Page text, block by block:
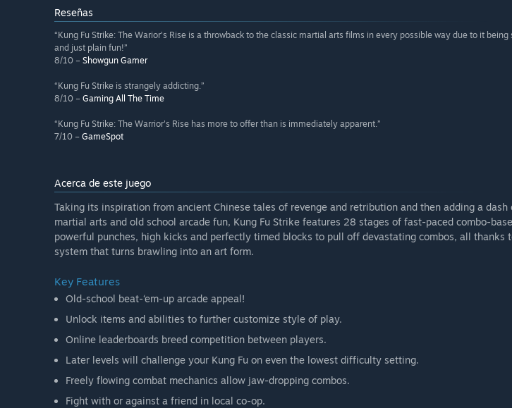
Reseñas
“Kung Fu Strike: The Warior's Rise is a throwback to the classic martial arts films in every possible way due to it
and just plain fun!”
8/10 – Showgun Gamer
“Kung Fu Strike is strangely addicting.”
8/10 – Gaming All The Time
“Kung Fu Strike: The Warrior's Rise has more to offer than is immediately apparent.”
7/10 – GameSpot
Acerca de este juego
Taking its inspiration from ancient Chinese tales of revenge and retribution and then adding a
martial arts and old school arcade fun, Kung Fu Strike features 28 stages of fast-paced combo-
powerful punches, high kicks and perfectly timed blocks to pull off devastating combos, all thanks
system that turns brawling into an art form.
Key Features
Old-school beat-‘em-up arcade appeal!
Unlock items and abilities to further customize style of play.
Online leaderboards breed competition between players.
Later levels will challenge your Kung Fu on even the lowest difficulty setting.
Freely flowing combat mechanics allow jaw-dropping combos.
Fight with or against a friend in local co-op.